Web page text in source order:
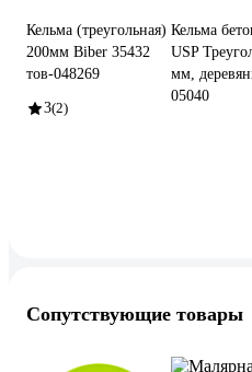
Кельма (треугольная)
200мм Biber 35432
тов-048269
3(2)
Кельма
USP
мм,
05040
Сопутствующие товары